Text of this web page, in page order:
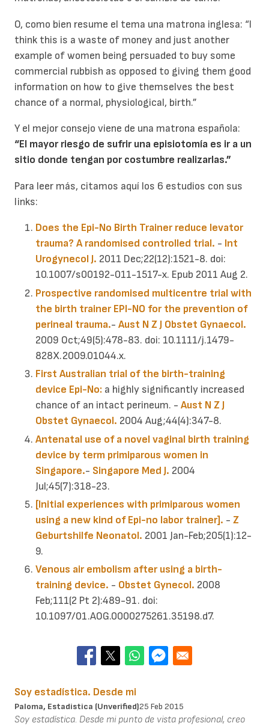
O, como bien resume el tema una matrona inglesa: “I
think this is a waste of money and just another
example of women being persuaded to buy some
commercial rubbish as opposed to giving them good
information on how to give themselves the best
chance of a normal, physiological, birth.”
Y el mejor consejo viene de una matrona española:
“El mayor riesgo de sufrir una episiotomía es ir a un
sitio donde tengan por costumbre realizarlas.”
Para leer más, citamos aquí los 6 estudios con sus
links:
Does the Epi-No Birth Trainer reduce levator
trauma? A randomised controlled trial. - Int
Urogynecol J. 2011 Dec;22(12):1521-8. doi:
10.1007/s00192-011-1517-x. Epub 2011 Aug 2.
Prospective randomised multicentre trial with
the birth trainer EPI-NO for the prevention of
perineal trauma.-Aust N Z J Obstet Gynaecol.
2009 Oct;49(5):478-83. doi: 10.1111/j.1479-
828X.2009.01044.x.
First Australian trial of the birth-training
device Epi-No: a highly significantly increased
chance of an intact perineum. -Aust N Z J
Obstet Gynaecol. 2004 Aug;44(4):347-8.
Antenatal use of a novel vaginal birth training
device by term primiparous women in
Singapore.- Singapore Med J. 2004
Jul;45(7):318-23.
[Initial experiences with primiparous women
using a new kind of Epi-no labor trainer]. -Z
Geburtshilfe Neonatol. 2001 Jan-Feb;205(1):12-
9.
Venous air embolism after using a birth-
training device. - Obstet Gynecol. 2008
Feb;111(2 Pt 2):489-91. doi:
10.1097/01.AOG.0000275261.35198.d7.
Soy estadística. Desde mi
Paloma, Estadistica (unverified)25 Feb 2015
Soy estadística. Desde mi punto de vista profesional, creo